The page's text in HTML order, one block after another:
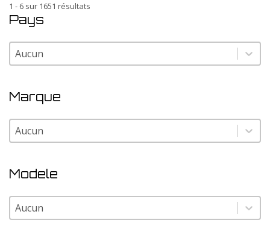
1 - 6 sur 1651 résultats
Pays
Pays
Pays
Marque
Marque
Marque
Modele
Modele
Modele